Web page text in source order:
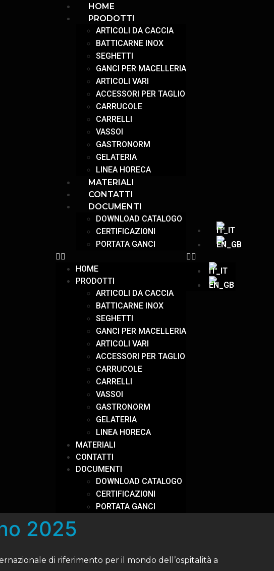
HOME
PRODOTTI
ARTICOLI DA CACCIA
BATTICARNE INOX
SEGHETTI
GANCI PER MACELLERIA
ARTICOLI VARI
ACCESSORI PER TAGLIO
CARRUCOLE
CARRELLI
VASSOI
GASTRONORM
GELATERIA
LINEA HORECA
MATERIALI
CONTATTI
DOCUMENTI
DOWNLOAD CATALOGO
CERTIFICAZIONI
PORTATA GANCI
HOME
PRODOTTI
ARTICOLI DA CACCIA
BATTICARNE INOX
SEGHETTI
GANCI PER MACELLERIA
ARTICOLI VARI
ACCESSORI PER TAGLIO
CARRUCOLE
CARRELLI
VASSOI
GASTRONORM
GELATERIA
LINEA HORECA
MATERIALI
CONTATTI
DOCUMENTI
DOWNLOAD CATALOGO
CERTIFICAZIONI
PORTATA GANCI
2025
di riferimento per il mondo dell’ospitalità a